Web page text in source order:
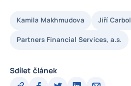
Kamila Makhmudova Jiří Carbol
Partners Financial Services, a.s.
Sdílet článek